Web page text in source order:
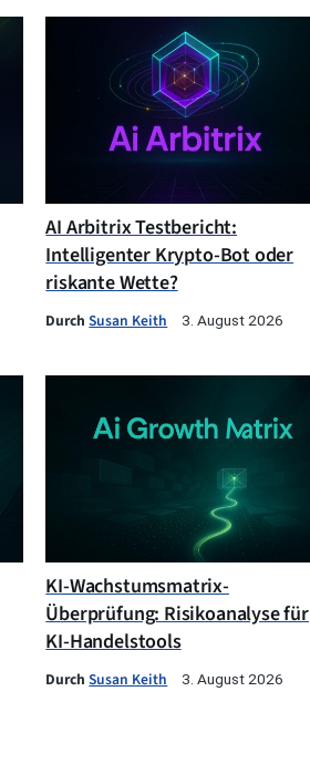
AI Arbitrix Testbericht:
Intelligenter Krypto-Bot oder
riskante Wette?
DurchSusan Keith 3. August 2026
KI-Wachstumsmatrix-
Überprüfung: Risikoanalyse für
KI-Handelstools
DurchSusan Keith 3. August 2026